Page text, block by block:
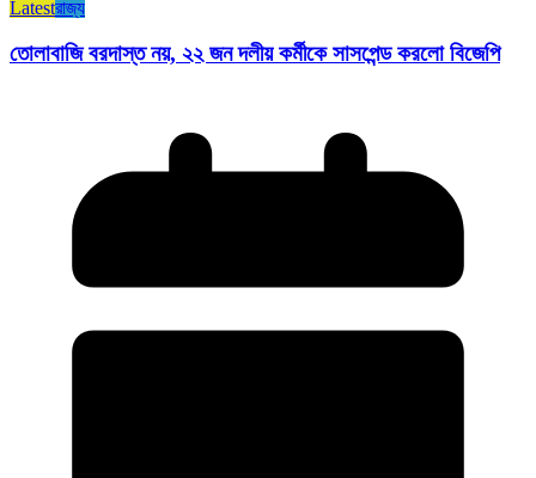
Latestরাজ্য​
তোলাবাজি বরদাস্ত নয়, ২২ জন দলীয় কর্মীকে সাসপেন্ড করলো বিজেপি